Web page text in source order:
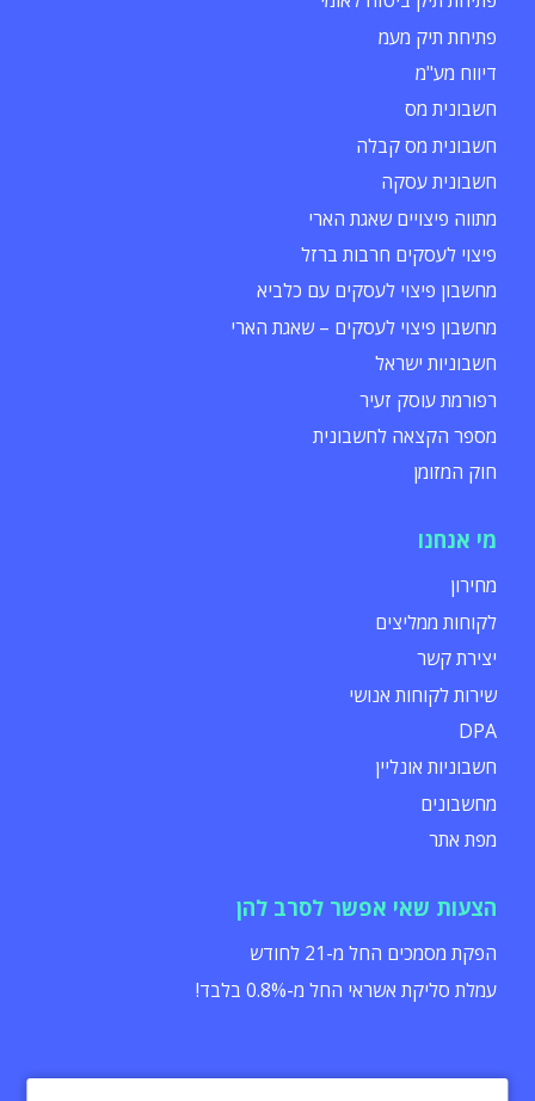
פתיחת תיק מעמ
דיווח מע"מ
חשבונית מס
חשבונית מס קבלה
חשבונית עסקה
מתווה פיצויים שאגת הארי
פיצוי לעסקים חרבות ברזל
מחשבון פיצוי לעסקים עם כלביא
מחשבון פיצוי לעסקים – שאגת הארי
חשבוניות ישראל
רפורמת עוסק זעיר
מספר הקצאה לחשבונית
חוק המזומן
מי אנחנו
מחירון
לקוחות ממליצים
יצירת קשר
שירות לקוחות אנושי
DPA
חשבוניות אונליין
מחשבונים
מפת אתר
הצעות שאי אפשר לסרב להן
הפקת מסמכים החל מ-21 לחודש
עמלת סליקת אשראי החל מ-0.8% בלבד!